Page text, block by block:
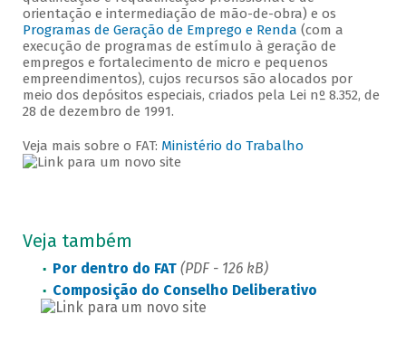
orientação e intermediação de mão-de-obra) e os
Programas de Geração de Emprego e Renda (com a
execução de programas de estímulo à geração de
empregos e fortalecimento de micro e pequenos
empreendimentos), cujos recursos são alocados por
meio dos depósitos especiais, criados pela Lei nº 8.352, de
28 de dezembro de 1991.
Veja mais sobre o FAT: Ministério do Trabalho
Veja também
Por dentro do FAT (PDF - 126 kB)
Composição do Conselho Deliberativo